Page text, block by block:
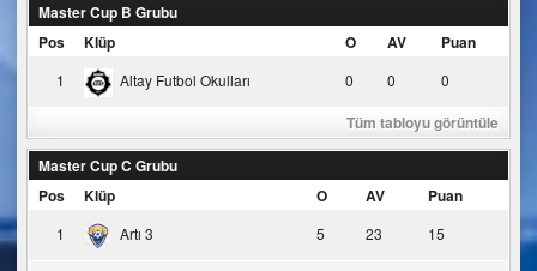
Master Cup B Grubu
Pos
Klüp O AV Puan
1 Altay Futbol Okulları 0 0 0
Tüm tabloyu görüntüle
Master Cup C Grubu
Pos
Klüp O AV Puan
1 Artı 3 5 23 15